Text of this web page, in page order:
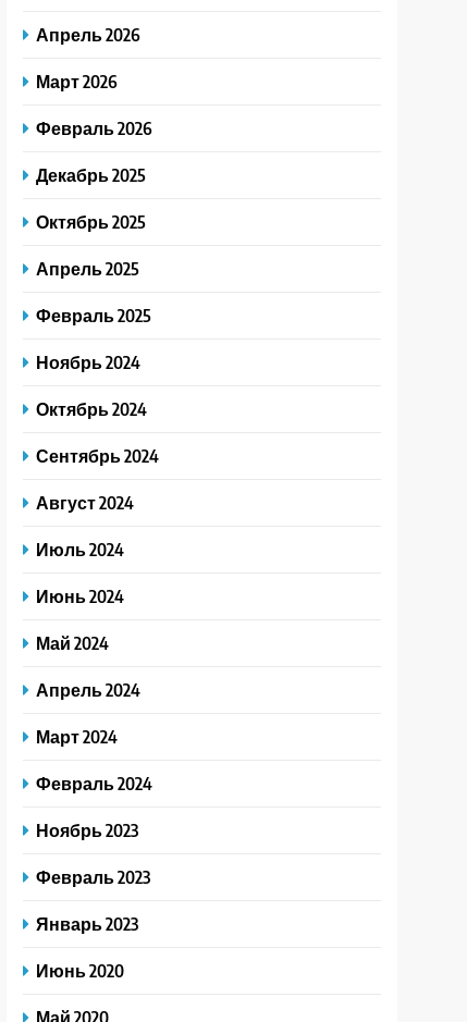
Апрель 2026
Март 2026
Февраль 2026
Декабрь 2025
Октябрь 2025
Апрель 2025
Февраль 2025
Ноябрь 2024
Октябрь 2024
Сентябрь 2024
Август 2024
Июль 2024
Июнь 2024
Май 2024
Апрель 2024
Март 2024
Февраль 2024
Ноябрь 2023
Февраль 2023
Январь 2023
Июнь 2020
Май 2020